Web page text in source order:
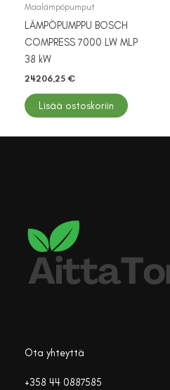
Maalämpöpumput
LÄMPÖPUMPPU BOSCH
COMPRESS 7000 LW MLP
38 kW
24206,25 €
Lisää ostoskoriin
Ota yhteyttä
+358 44 0887585